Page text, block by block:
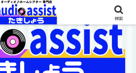
検索